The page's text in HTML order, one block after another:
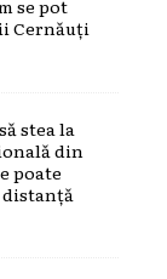
se pot
Cernăuți
stea la
din
poate